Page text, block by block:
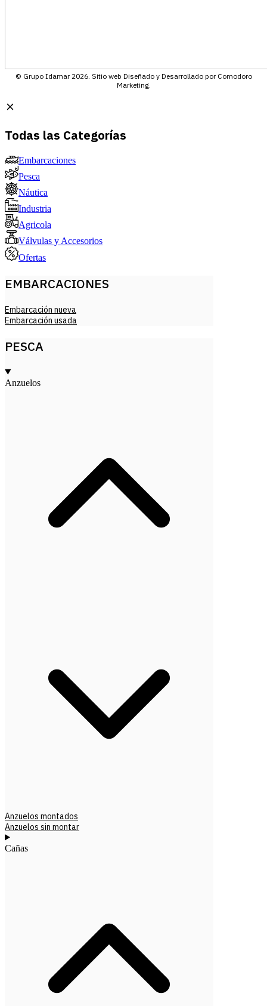
© Grupo Idamar 2026. Sitio web Diseñado y Desarrollado por Comodoro
Marketing.
Todas las Categorías
Embarcaciones
Pesca
Náutica
Industria
Agricola
Válvulas y Accesorios
Ofertas
EMBARCACIONES
Embarcación nueva
Embarcación usada
PESCA
Anzuelos
Anzuelos montados
Anzuelos sin montar
Cañas